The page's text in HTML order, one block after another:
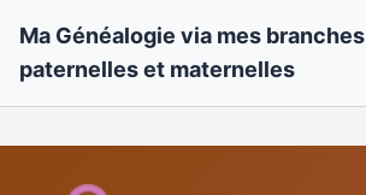
Ma Généalogie via mes branches
paternelles et maternelles